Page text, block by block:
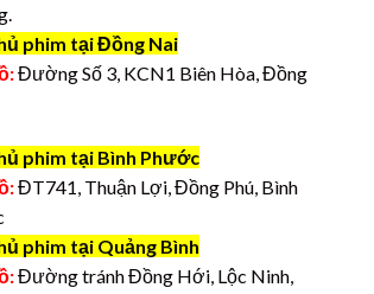
phim tại Đồng Nai
Đường Số 3, KCN1 Biên Hòa, Đồng
phim tại Bình Phước
ĐT741, Thuận Lợi, Đồng Phú, Bình
phim tại Quảng Bình
Đường tránh Đồng Hới, Lộc Ninh,